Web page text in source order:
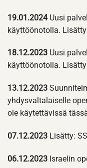
19.01.2024Uusi
käyttöönotolla.
18.12.2023 Uusi
käyttöönotolla.
13.12.2023
yhdysvaltalaiselle
ole käytettävissä
07.12.2023 Lisätty:
06.12.2023 Israelin